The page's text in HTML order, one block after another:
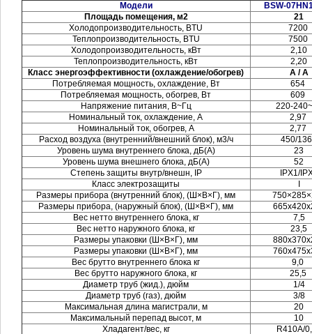
Модели
BSW-
Площадь помещения, м2
21
Холодопроизводительность, BTU
7200
Теплопроизводительность, BTU
7500
Холодопроизводительность, кВт
2,10
Теплопроизводительность, кВт
2,20
Класс энергоэффективности (охлаждение/обогрев)
А / А
Потребляемая мощность, охлаждение, Вт
654
Потребляемая мощность, обогрев, Вт
609
Напряжение питания, В~Гц
220-
Номинальный ток, охлаждение, А
2,97
Номинальный ток, обогрев, А
2,77
Расход воздуха (внутренний/внешний блок), м3/ч
450/
Уровень шума внутреннего блока, дБ(А)
23
Уровень шума внешнего блока, дБ(А)
52
Степень защиты внутр/внешн, IP
IPX1/
Класс электрозащиты
Размеры прибора (внутренний блок), (Ш×В×Г), мм
Размеры прибора, (наружный блок), (Ш×В×Г), мм
Вес нетто внутреннего блока, кг
7,5
Вес нетто наружного блока, кг
23,5
Размеры упаковки (Ш×В×Г), мм
Размеры упаковки (Ш×В×Г), мм
Вес брутто внутреннего блока кг
9,0
Вес брутто наружного блока, кг
25,5
Диаметр труб (жид.), дюйм
1/4
Диаметр труб (газ), дюйм
3/8
Максимальная длина магистрали, м
20
Максимальный перепад высот, м
10
Хладагент/вес, кг
R410A/